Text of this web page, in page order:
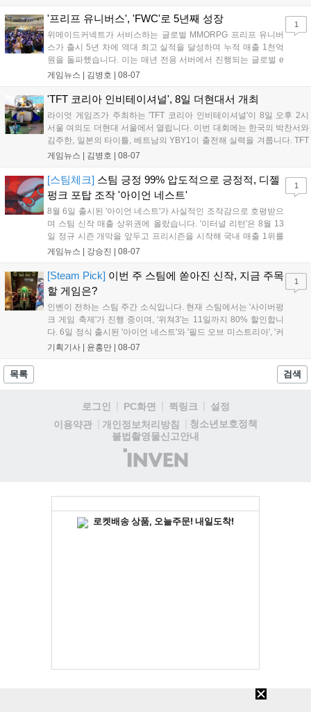
LoL 챔피언스 코리아(LCK)'...
'프리프 유니버스', 'FWC'로 5년째 성장
위메이드커넥트가 서비스하는 글로벌 MMORPG 프리프 유니버
스가 출시 5년 차에 역대 최고 실적을 달성하며 누적 매출 1천억
원을 돌파했습니다. 이는 매년 전용 서버에서 진행되는 글로벌 e
스포츠 대회 FWC의 영향이 큽니다. FWC는 이용자가 동일한 조
은 전년 대비 매출과 이용자 지표가 대폭 상승하는 성과를 냈습니
FWC 그랜드 파이널이 개최될 예정이며, 위메이드커넥트는 이를
통해 커뮤니티 중심의 장기 성장 모델을 지속할 방침입니다....
게임뉴스 | 김병호 | 08-07
1
'TFT 코리아 인비테이셔널', 8일 더현대서 개최
라이엇 게임즈가 주최하는 'TFT 코리아 인비테이셔널'이 8일 오후 2시
서울 여의도 더현대 서울에서 열립니다. 이번 대회에는 한국의 박찬서와
김주한, 일본의 타이틀, 베트남의 YBY1이 출전해 실력을 겨룹니다. TFT
는 소속팀 없이 개인 자격으로 참가하는 독특한 대회 구조를 가지며, 누
17일까지 이어지는 이번 행사는 신규 세트 체험과 공연 등 다양한 즐길
거리를 제공하며, 이후 현대백화점 판교점에서도 행사가 이어질 예정입
니다. 연말에는 라스베이거스 오픈이 개최됩니다....
게임뉴스 | 김병호 | 08-07
[스팀체크] 스팀 긍정 99% 압도적으로 긍정적, 디젤
펑크 포탑 조작 '아이언 네스트'
8월 6일 출시된 '아이언 네스트'가 사실적인 조작감으로 호평받으
며 스팀 신작 매출 상위권에 올랐습니다. '이터널 리턴'은 8월 13
일 정규 시즌 개막을 앞두고 프리시즌을 시작해 국내 매출 1위를
기록했습니다. 25주년을 맞은 '고스트 리콘' 시리즈는 8월 6일 쇼
'마블 투혼: 파이팅 소울즈'와 레트로 수리 시뮬레이션 '리스토
리'도 스팀에 정식 출시되었습니다....
게임뉴스 | 강승진 | 08-07
1
[Steam Pick] 이번 주 스팀에 쏟아진 신작, 지금 주목
할 게임은?
인벤이 전하는 스팀 주간 소식입니다. 현재 스팀에서는 '사이버펑
크 게임 축제'가 진행 중이며, '위쳐3'는 11일까지 80% 할인합니
다. 6일 정식 출시된 '아이언 네스트'와 '필드 오브 미스트리아', '커
세어 코브'가 호평받고 있습니다. 한편, 7일 출시된 '마블 투혼'은
다. 유비소프트의 '고스트리콘: 와일드랜드'는 7년 만의 대규모 업
기획기사 | 윤홍만 | 08-07
1
목록 검색
로그인 PC화면 퀵링크
설정
이용약관
개인정보처리방침
청소년보호정책
불법촬영물신고안내
(주)
인